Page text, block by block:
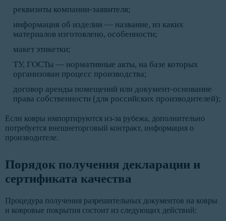
реквизиты компании-заявителя;
информация об изделии — название, из каких
материалов изготовлено, особенности;
макет этикетки;
ТУ, ГОСТы — нормативные акты, на базе которых
организован процесс производства;
договор аренды помещений или документ-основание
права собственности (для российских производителей);
Если ковры импортируются из-за рубежа, дополнительно
потребуется внешнеторговый контракт, информация о
производителе.
Порядок получения декларации и
сертификата качества
Процедура получения разрешительных документов на ковры
и ковровые покрытия состоит из следующих действий: